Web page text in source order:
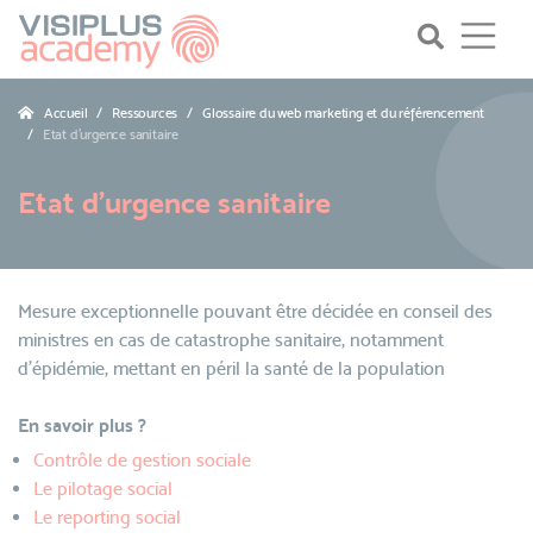
Accueil Ressources
Glossaire du web marketing et du référencement
Etat d’urgence sanitaire
Etat d’urgence sanitaire
Mesure exceptionnelle pouvant être décidée en conseil des
ministres en cas de catastrophe sanitaire, notamment
d'épidémie, mettant en péril la santé de la population
En savoir plus ?
Contrôle de gestion sociale
Le pilotage social
Le reporting social